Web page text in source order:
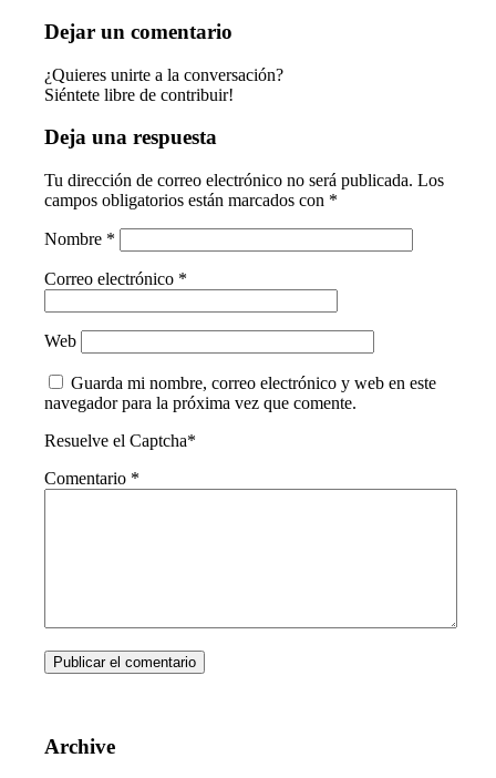
Dejar un comentario
¿Quieres unirte a la conversación?
Siéntete libre de contribuir!
Deja una respuesta
Tu dirección de correo electrónico no será publicada. Los
campos obligatorios están marcados con *
Nombre *
Correo electrónico *
Web
Guarda mi nombre, correo electrónico y web en este
navegador para la próxima vez que comente.
Resuelve el Captcha*
Comentario *
Archive